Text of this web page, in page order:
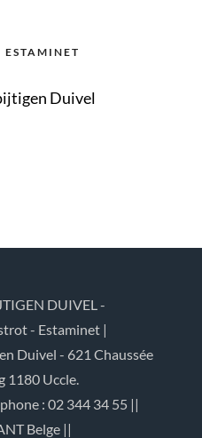
ESTAMINET
Duivel
DUIVEL -
- Estaminet |
Duivel - 621 Chaussée
1180 Uccle.
: 02 344 34 55 ||
Belge ||